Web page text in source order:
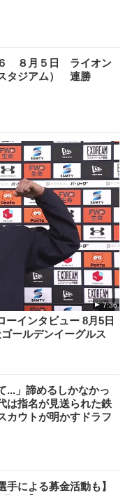
６ ８月５日 ライオン
タジアム） 連勝
7:36
ーインタビュー 8月5日
ールデンイーグルス
...」諦めるしかなかっ
指名が見送られた鉄
ウトが明かすドラフ
手による募金活動も】